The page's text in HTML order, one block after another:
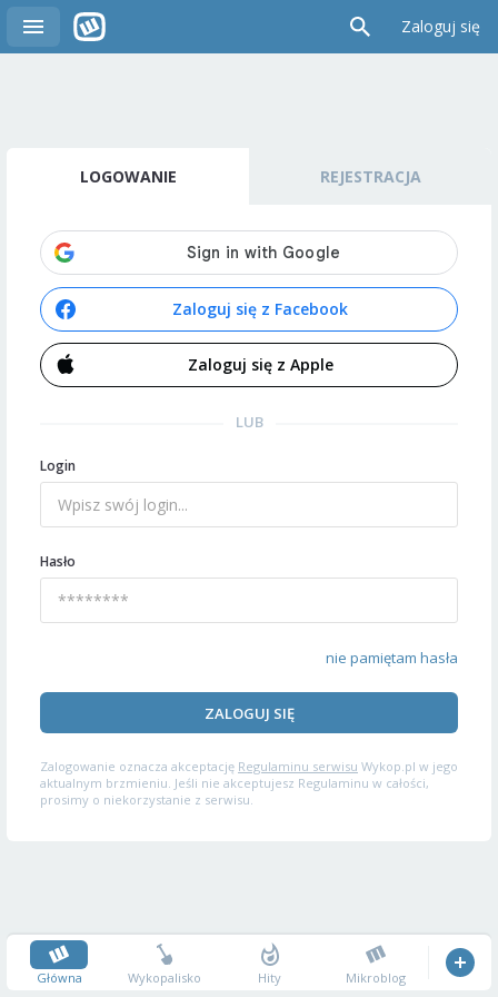
Zaloguj się
LOGOWANIE REJESTRACJA
Zaloguj się z Facebook
Zaloguj się z Apple
LUB
Login
Hasło
nie pamiętam hasła
ZALOGUJ SIĘ
Zalogowanie oznacza akceptację Regulaminu serwisu Wykop.pl w jego
aktualnym brzmieniu. Jeśli nie akceptujesz Regulaminu w całości,
prosimy o niekorzystanie z serwisu.
Główna Wykopalisko Hity Mikroblog